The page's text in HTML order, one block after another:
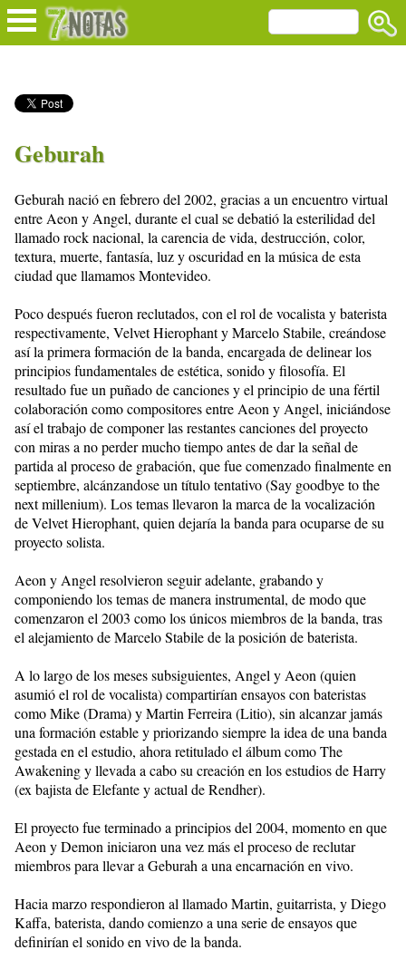
Geburah
Geburah nació en febrero del 2002, gracias a un encuentro virtual
entre Aeon y Angel, durante el cual se debatió la esterilidad del
llamado rock nacional, la carencia de vida, destrucción, color,
textura, muerte, fantasía, luz y oscuridad en la música de esta
ciudad que llamamos Montevideo.
Poco después fueron reclutados, con el rol de vocalista y baterista
respectivamente, Velvet Hierophant y Marcelo Stabile, creándose
así la primera formación de la banda, encargada de delinear los
principios fundamentales de estética, sonido y filosofía. El
resultado fue un puñado de canciones y el principio de una fértil
colaboración como compositores entre Aeon y Angel, iniciándose
así el trabajo de componer las restantes canciones del proyecto
con miras a no perder mucho tiempo antes de dar la señal de
partida al proceso de grabación, que fue comenzado finalmente en
septiembre, alcánzandose un título tentativo (Say goodbye to the
next millenium). Los temas llevaron la marca de la vocalización
de Velvet Hierophant, quien dejaría la banda para ocuparse de su
proyecto solista.
Aeon y Angel resolvieron seguir adelante, grabando y
componiendo los temas de manera instrumental, de modo que
comenzaron el 2003 como los únicos miembros de la banda, tras
el alejamiento de Marcelo Stabile de la posición de baterista.
A lo largo de los meses subsiguientes, Angel y Aeon (quien
asumió el rol de vocalista) compartirían ensayos con bateristas
como Mike (Drama) y Martin Ferreira (Litio), sin alcanzar jamás
una formación estable y priorizando siempre la idea de una banda
gestada en el estudio, ahora retitulado el álbum como The
Awakening y llevada a cabo su creación en los estudios de Harry
(ex bajista de Elefante y actual de Rendher).
El proyecto fue terminado a principios del 2004, momento en que
Aeon y Demon iniciaron una vez más el proceso de reclutar
miembros para llevar a Geburah a una encarnación en vivo.
Hacia marzo respondieron al llamado Martin, guitarrista, y Diego
Kaffa, baterista, dando comienzo a una serie de ensayos que
definirían el sonido en vivo de la banda.